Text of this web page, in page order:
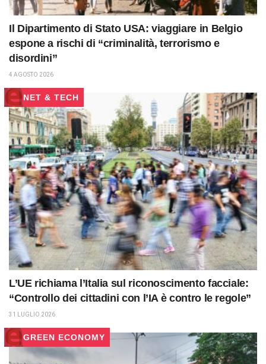
Il Dipartimento di Stato USA: viaggiare in Belgio
espone a rischi di “criminalità, terrorismo e
disordini”
4 AGOSTO 2026
NET & TECH
L’UE richiama l’Italia sul riconoscimento facciale:
“Controllo dei cittadini con l’IA è contro le regole”
31 LUGLIO 2026
GREEN ECONOMY